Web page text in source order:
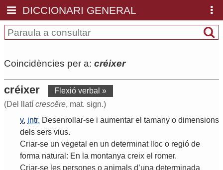
DICCIONARI GENERAL
Coincidències per a: créixer
créixer
Flexió verbal »
(Del llatí crescĕre, mat. sign.)
v. intr. Desenrollar-se i aumentar el tamany o dimensions
dels sers vius.
Criar-se un vegetal en un determinat lloc o regió de
forma natural : En la montanya creix el romer.
Criar-se les persones o animals d’una determinada